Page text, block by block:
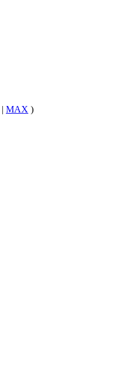
| MAX )